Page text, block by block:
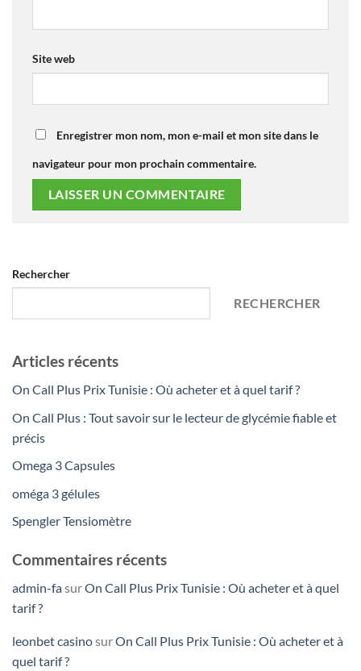
Site web
Enregistrer mon nom, mon e-mail et mon site dans le
navigateur pour mon prochain commentaire.
Rechercher
RECHERCHER
Articles récents
On Call Plus Prix Tunisie : Où acheter et à quel tarif ?
On Call Plus : Tout savoir sur le lecteur de glycémie fiable et
précis
Omega 3 Capsules
oméga 3 gélules
Spengler Tensiomètre
Commentaires récents
admin-fasurOn Call Plus Prix Tunisie : Où acheter et à quel
tarif ?
leonbet casinosurOn Call Plus Prix Tunisie : Où acheter et à
quel tarif ?